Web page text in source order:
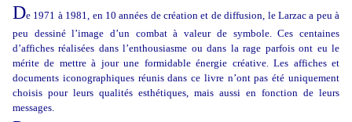
De 1971 à 1981, en 10 années de création et de diffusion, le Larzac a peu à
peu dessiné l’image d’un combat à valeur de symbole. Ces centaines
d’affiches réalisées dans l’enthousiasme ou dans la rage parfois ont eu le
mérite de mettre à jour une formidable énergie créative. Les affiches et
documents iconographiques réunis dans ce livre n’ont pas été uniquement
choisis pour leurs qualités esthétiques, mais aussi en fonction de leurs
messages.